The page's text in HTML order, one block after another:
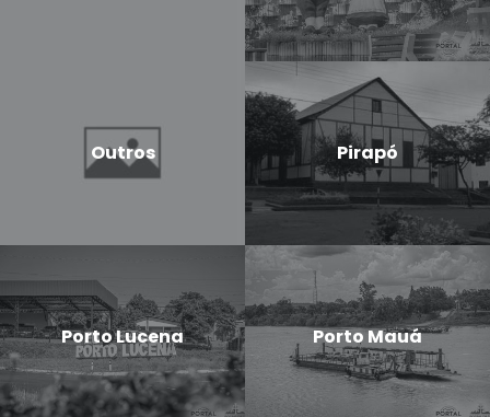
Outros Pirapó
Porto Lucena Porto Mauá